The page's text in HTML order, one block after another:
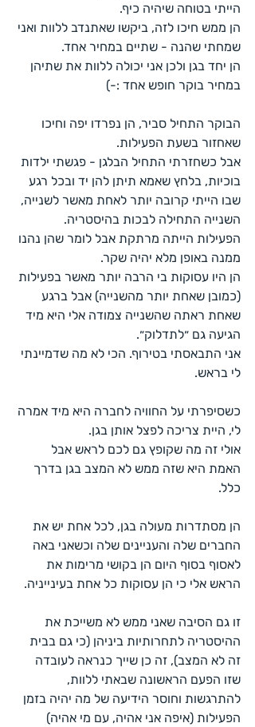
הייתי בטוחה שיהיה כיף.
הן ממש חיכו לזה, ביקשו שאתנדב ללוות ואני
שמחתי שהנה - שתיים במחיר אחד.
הן יחד בגן ולכן אני יכולה ללוות את שתיהן
במחיר בוקר חופש אחד :-)
הבוקר התחיל סביר, הן נפרדו יפה וחיכו
שאחזור בשעת הפעילות.
אבל כשחזרתי התחיל הבלגן - פגשתי ילדות
בוכיות, בלחץ שאמא תיתן להן יד ובכל רגע
שבו הייתי קרובה יותר לאחת מאשר לשנייה,
השנייה התחילה לבכות בהיסטריה.
הפעילות הייתה מרתקת אבל לומר שהן נהנו
ממנה באופן מלא יהיה שקר.
הן היו עסוקות בי הרבה יותר מאשר בפעילות
(כמובן שאחת יותר מהשנייה) אבל ברגע
שאחת ראתה שהשנייה צמודה אלי היא מיד
הגיעה גם ״לתדלוק״.
אני התבאסתי בטירוף. הכי לא מה שדמיינתי
לי בראש.
כשסיפרתי על החוויה לחברה היא מיד אמרה
לי, היית צריכה לפצל אותן בגן.
אולי זה מה שקופץ גם לכם לראש אבל
האמת היא שזה ממש לא המצב בגן בדרך
כלל.
הן מסתדרות מעולה בגן, לכל אחת יש את
החברים שלה והעניינים שלה וכשאני באה
לאסוף בסוף היום הן בקושי מרימות את
הראש אלי כי הן עסוקות כל אחת בעינייניה.
זו גם הסיבה שאני ממש לא משייכת את
ההיסטריה לתחרותיות ביניהן (כי גם בבית
זה לא המצב), זה כן שייך כנראה לעובדה
שזו הפעם הראשונה שבאתי ללוות,
להתרגשות וחוסר הידיעה של מה יהיה בזמן
הפעילות (איפה אני אהיה, עם מי אהיה)